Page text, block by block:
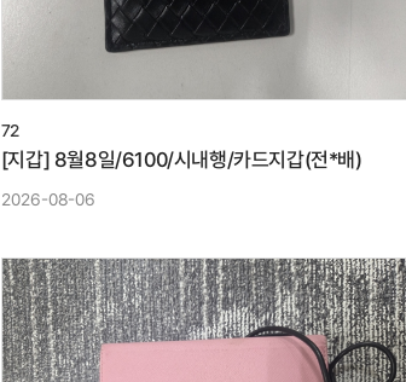
72
[지갑] 8월8일/6100/시내행/카드지갑(전*배)
2026-08-06